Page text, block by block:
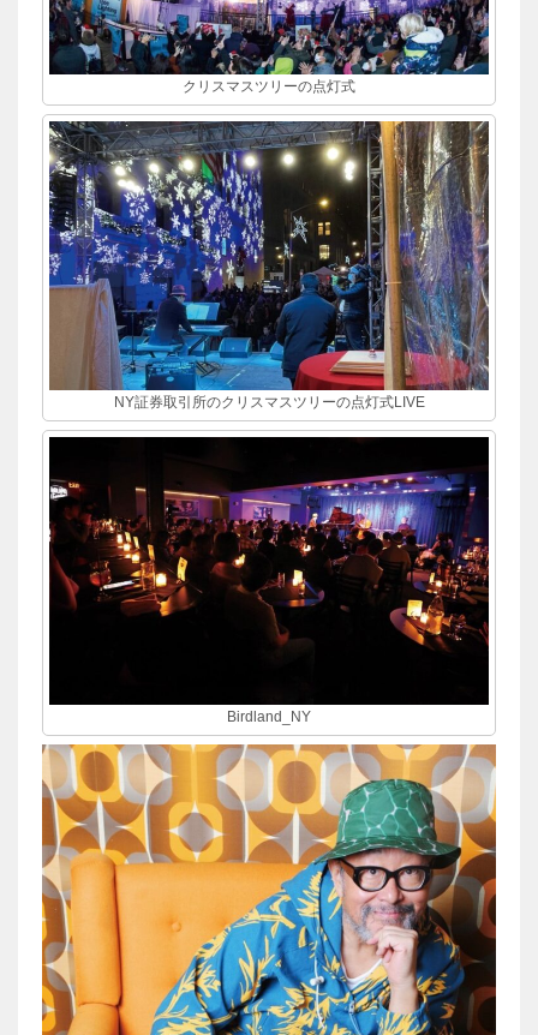
クリスマスツリーの点灯式
NY証券取引所のクリスマスツリーの点灯式LIVE
Birdland_NY